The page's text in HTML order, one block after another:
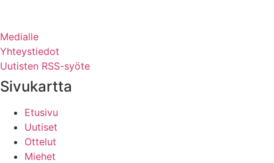
Medialle
Yhteystiedot
Uutisten RSS-syöte
Sivukartta
Etusivu
Uutiset
Ottelut
Miehet